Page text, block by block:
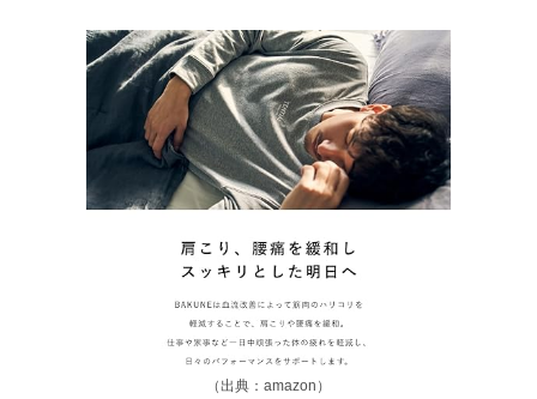
（出典：amazon）